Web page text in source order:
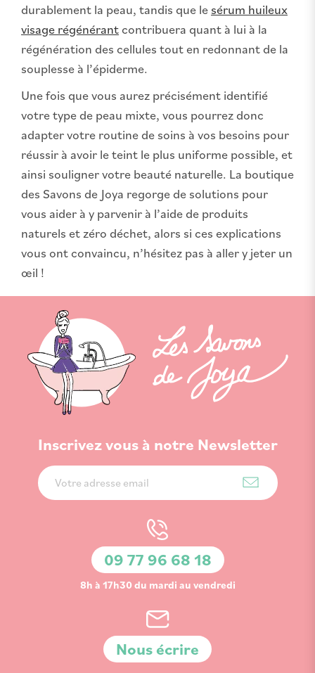
durablement la peau, tandis que lesérum huileux
visage régénérant contribuera quant à lui à la
régénération des cellules tout en redonnant de la
souplesse à l’épiderme.
Une fois que vous aurez précisément identifié
votre type de peau mixte, vous pourrez donc
adapter votre routine de soins à vos besoins pour
réussir à avoir le teint le plus uniforme possible, et
ainsi souligner votre beauté naturelle. La boutique
des Savons de Joya regorge de solutions pour
vous aider à y parvenir à l’aide de produits
naturels et zéro déchet, alors si ces explications
vous ont convaincu, n’hésitez pas à aller y jeter un
œil !
Inscrivez vous à notre Newsletter
Inscription
à
09 77 96 68 18
8h à 17h30 du mardi au vendredi
Nous écrire